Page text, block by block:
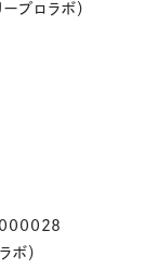
プロラボ）
ボ）